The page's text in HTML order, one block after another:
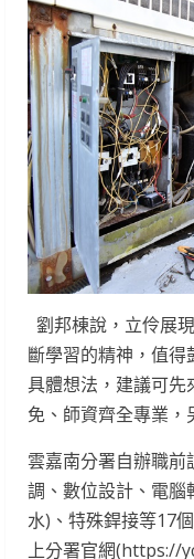
劉邦棟說，立伶展
斷學習的精神，值
具體想法，建議可先
免、師資齊全專業，
雲嘉南分署自辦職前
調、數位設計、電腦
水)、特殊銲接等17
上分署官網(https://